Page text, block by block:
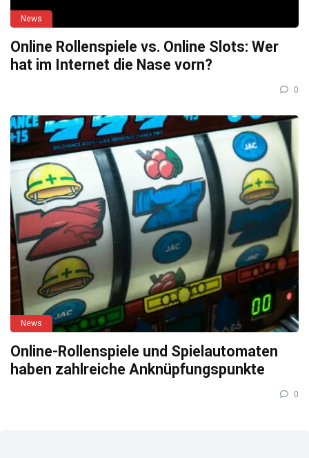
News
Online Rollenspiele vs. Online Slots: Wer
hat im Internet die Nase vorn?
0
News
Online-Rollenspiele und Spielautomaten
haben zahlreiche Anknüpfungspunkte
0